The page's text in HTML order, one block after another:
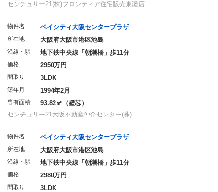
センチュリー21(株)フロンティア住宅販売東灘店
物件名 ベイシティ大阪センタープラザ
所在地 大阪府大阪市港区池島
沿線・駅 地下鉄中央線「朝潮橋」歩11分
価格 2950万円
間取り 3LDK
築年月 1994年2月
専有面積
93.82㎡（壁芯）
センチュリー21大阪不動産仲介センター(株)
物件名 ベイシティ大阪センタープラザ
所在地 大阪府大阪市港区池島
沿線・駅 地下鉄中央線「朝潮橋」歩11分
価格 2980万円
間取り 3LDK